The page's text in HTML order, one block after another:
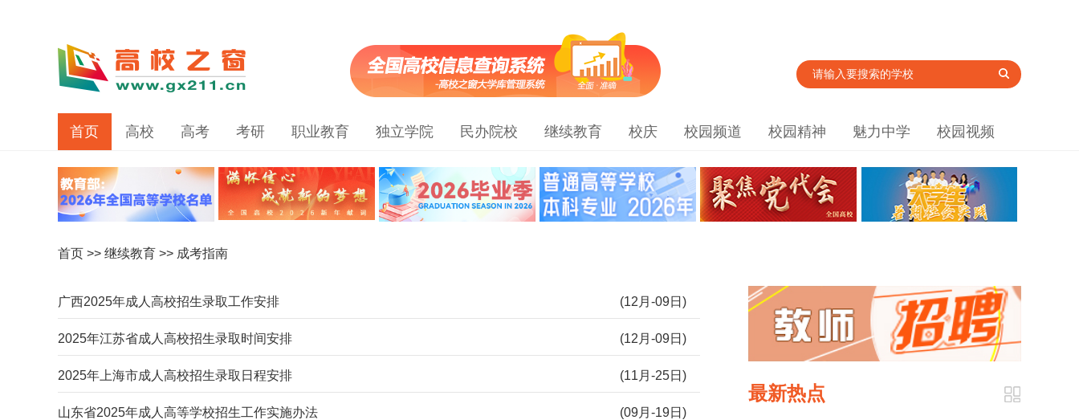
首页 高校 高考 考研 职业教育 独立学院 民办院校 继续教育 校庆 校园频道 校园精神 魅力中学 校园视频
首页 >> 继续教育 >> 成考指南
广西2025年成人高校招生录取工作安排 (12月-09日)
2025年江苏省成人高校招生录取时间安排 (12月-09日)
2025年上海市成人高校招生录取日程安排 (11月-25日)
山东省2025年成人高等学校招生工作实施办法 (09月-19日)
最新热点